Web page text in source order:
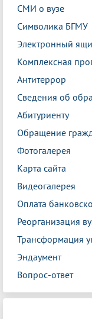
СМИ о вузе
Символика БГМУ
Электронный
Комплексная
Антитеррор
Сведения об
Абитуриенту
Обращение
Фотогалерея
Карта сайта
Видеогалерея
Оплата
Реорганизация
Трансформация
Эндаумент
Вопрос-ответ